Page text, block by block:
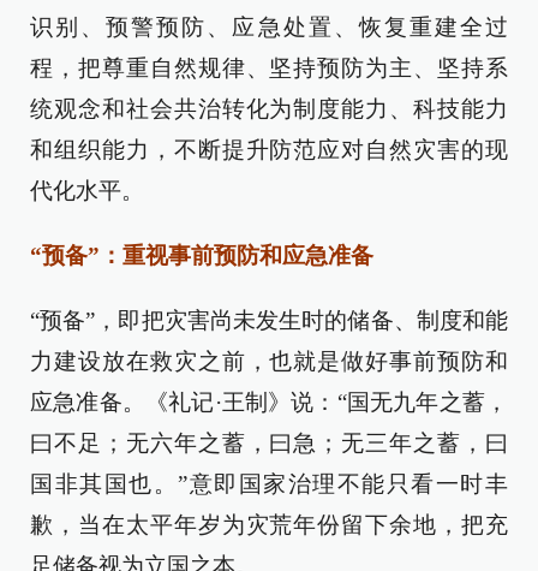
识别、预警预防、应急处置、恢复重建全过
程，把尊重自然规律、坚持预防为主、坚持系
统观念和社会共治转化为制度能力、科技能力
和组织能力，不断提升防范应对自然灾害的现
代化水平。
“预备”：重视事前预防和应急准备
“预备”，即把灾害尚未发生时的储备、制度和能
力建设放在救灾之前，也就是做好事前预防和
应急准备。《礼记·王制》说：“国无九年之蓄，
曰不足；无六年之蓄，曰急；无三年之蓄，曰
国非其国也。”意即国家治理不能只看一时丰
歉，当在太平年岁为灾荒年份留下余地，把充
足储备视为立国之本。